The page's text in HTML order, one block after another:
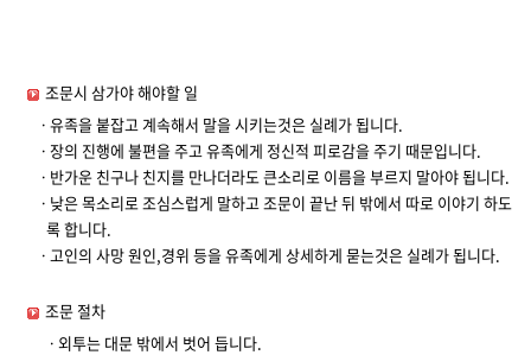
조문시 삼가야 해야할 일
ㆍ유족을 붙잡고 계속해서 말을 시키는것은 실례가 됩니다.
ㆍ장의 진행에 불편을 주고 유족에게 정신적 피로감을 주기 때문입니다.
ㆍ반가운 친구나 친지를 만나더라도 큰소리로 이름을 부르지 말아야 됩니다.
ㆍ낮은 목소리로 조심스럽게 말하고 조문이 끝난 뒤 밖에서 따로 이야기 하도
록 합니다.
ㆍ고인의 사망 원인,경위 등을 유족에게 상세하게 묻는것은 실례가 됩니다.
조문 절차
ㆍ외투는 대문 밖에서 벗어 듭니다.